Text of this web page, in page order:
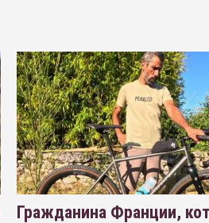
Гражданина Франции,